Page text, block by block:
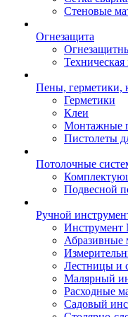
Стеновые
Огнезащита
Техническая
Пены, герметики,
Герметики
Клеи
Монтажные
Пистолеты
Потолочные
Подвесной
Ручной
Инструмент
Абразивные
Лестницы и
Малярный
Расходные
Садовый